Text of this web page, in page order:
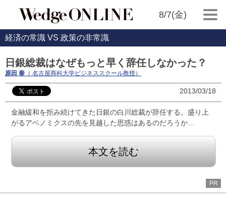
8/7(金)
経済の常識 VS 政策の非常識
日銀総裁はなぜもっと早く辞任しなかった？
原田 泰 （ 名古屋商科大学ビジネススクール教授）
2013/03/18
金融緩和を拒み続けてきた日銀の白川総裁が辞任する。盛り上
がるアベノミクスの先を見越した思惑はあるのだろうか…
本文を読む
PR